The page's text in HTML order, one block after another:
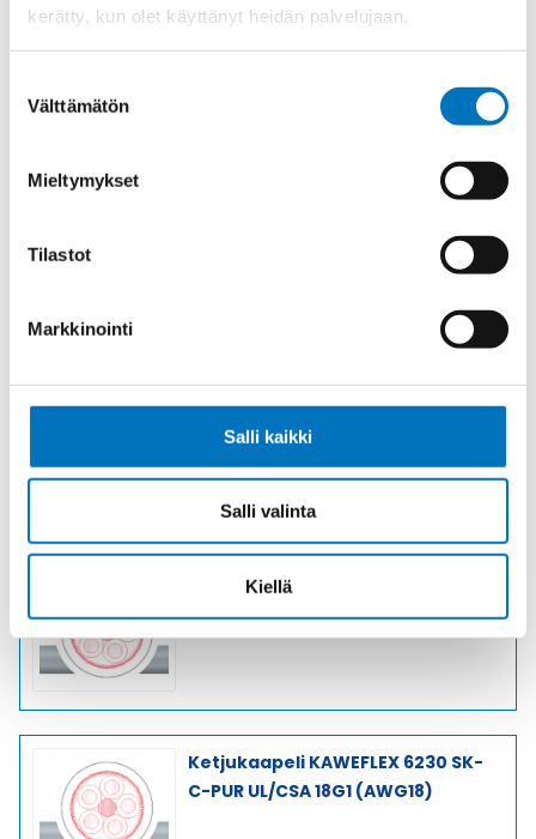
kerätty, kun olet käyttänyt heidän palvelujaan.
valinta
Välttämätön
Mieltymykset
Tilastot
Markkinointi
Salli kaikki
Salli valinta
Kiellä
Ketjukaapeli KAWEFLEX 6230 SK-
Ketjukaapeli KAWEFLEX 6230 SK-
C-PUR UL/CSA 5G2,5 (AWG14)
Ketjukaapeli KAWEFLEX 6230 SK-
C-PUR UL/CSA 12G1 (AWG18)
Ketjukaapeli KAWEFLEX 6230 SK-
C-PUR UL/CSA 7G2,5 (AWG14)
Ketjukaapeli KAWEFLEX 6230 SK-
C-PUR UL/CSA 18G1 (AWG18)